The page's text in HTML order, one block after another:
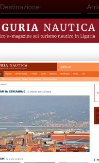
Destinazione